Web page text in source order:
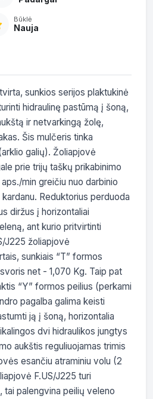
Būklė
Nauja
sunkios serijos plaktukinė
hidraulinę pastūmą į šoną,
ir netvarkingą žolę,
Šis mulčeris tinka
galių). Žoliapjovė
prie trijų taškų prikabinimo
min greičiu nuo darbinio
Reduktorius perduoda
diržus į horizontaliai
ant kurio pritvirtinti
J225 žoliapjovė
sunkiais “T” formos
net - 1,070 Kg. Taip pat
“Y” formos peilius (perkami
pagalba galima keisti
ją į šoną, horizontalia
dvi hidraulikos jungtys
aukštis reguliuojamas trimis
esančiu atraminiu volu (2
F.US/J225 turi
tai palengvina peilių veleno